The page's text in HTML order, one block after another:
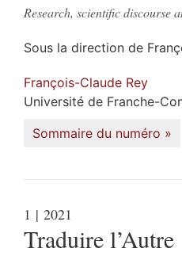
Research, scientific discourse
Sous la direction de
François-Claude Rey
Université de Franche-
Sommaire du numéro
1 | 2021
Traduire l’Autre